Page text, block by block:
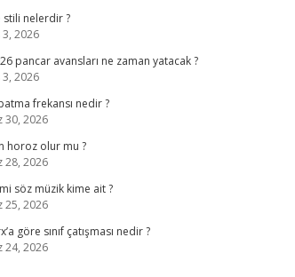
stili nelerdir ?
2026
pancar avansları ne zaman yatacak ?
2026
frekansı nedir ?
30, 2026
horoz olur mu ?
28, 2026
söz müzik kime ait ?
25, 2026
göre sınıf çatışması nedir ?
24, 2026